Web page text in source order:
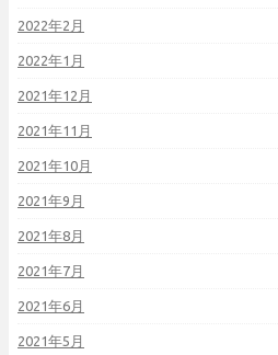
2022年2月
2022年1月
2021年12月
2021年11月
2021年10月
2021年9月
2021年8月
2021年7月
2021年6月
2021年5月